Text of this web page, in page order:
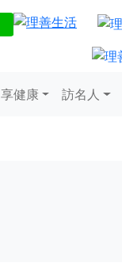
享健康 訪名人